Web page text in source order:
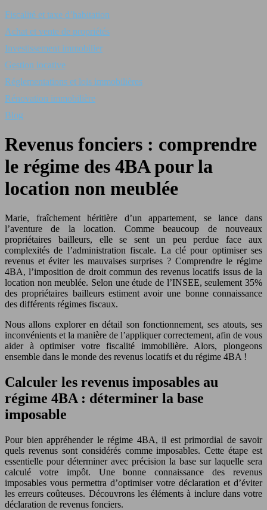
Fiscalité et taxe d’habitation
Achat et vente de propriétés
Investissement immobilier
Gestion locative
Réglementations et lois immobilières
Rénovation immobilière
Blog
Revenus fonciers : comprendre
le régime des 4BA pour la
location non meublée
Marie, fraîchement héritière d’un appartement, se lance dans
l’aventure de la location. Comme beaucoup de nouveaux
propriétaires bailleurs, elle se sent un peu perdue face aux
complexités de l’administration fiscale. La clé pour optimiser ses
revenus et éviter les mauvaises surprises ? Comprendre le régime
4BA, l’imposition de droit commun des revenus locatifs issus de la
location non meublée. Selon une étude de l’INSEE, seulement 35%
des propriétaires bailleurs estiment avoir une bonne connaissance
des différents régimes fiscaux.
Nous allons explorer en détail son fonctionnement, ses atouts, ses
inconvénients et la manière de l’appliquer correctement, afin de vous
aider à optimiser votre fiscalité immobilière. Alors, plongeons
ensemble dans le monde des revenus locatifs et du régime 4BA !
Calculer les revenus imposables au
régime 4BA : déterminer la base
imposable
Pour bien appréhender le régime 4BA, il est primordial de savoir
quels revenus sont considérés comme imposables. Cette étape est
essentielle pour déterminer avec précision la base sur laquelle sera
calculé votre impôt. Une bonne connaissance des revenus
imposables vous permettra d’optimiser votre déclaration et d’éviter
les erreurs coûteuses. Découvrons les éléments à inclure dans votre
déclaration de revenus fonciers.